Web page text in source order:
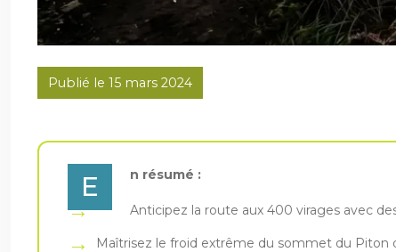
Publié le 15 mars 2024
E n résumé :
Anticipez la route aux 400 virages avec
Maîtrisez le froid extrême du sommet du Piton